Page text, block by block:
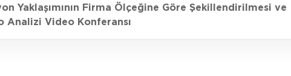
Yaklaşımının Firma Ölçeğine Göre Şekillendirilmesi ve
Analizi Video Konferansı